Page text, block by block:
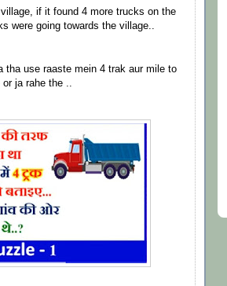
if it found 4 more trucks on the
were going towards the village..
tha use raaste mein 4 trak aur mile to
ja rahe the ..